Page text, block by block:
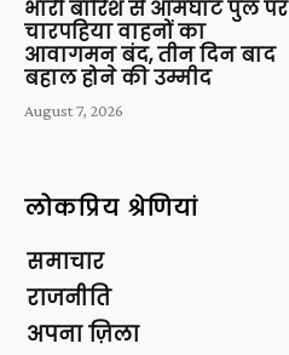
भारी बारिश से आमघाट पुल पर
चारपहिया वाहनों का
आवागमन बंद, तीन दिन बाद
बहाल होने की उम्मीद
August 7, 2026
लोकप्रिय श्रेणियां
समाचार
राजनीति
अपना ज़िला